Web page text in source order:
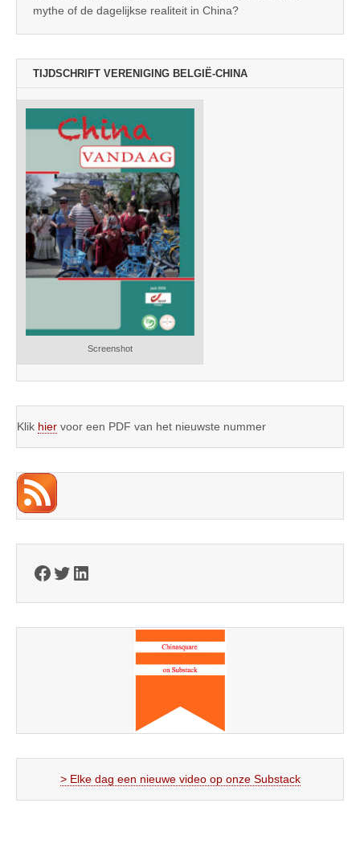
mythe of de dagelijkse realiteit in China?
TIJDSCHRIFT VERENIGING BELGIË-CHINA
Screenshot
Klik hier voor een PDF van het nieuwste nummer
Facebook
Twitter
LinkedIn
> Elke dag een nieuwe video op onze Substack